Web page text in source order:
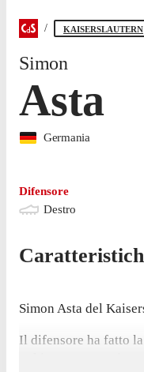
KAISERSLAUTERN
Simon
Asta
Germania
Difensore
Destro
Simon Asta del
Il difensore ha fatto